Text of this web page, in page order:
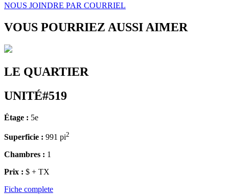
NOUS JOINDRE PAR COURRIEL
VOUS POURRIEZ AUSSI AIMER
LE QUARTIER
UNITÉ#519
Étage : 5e
Superficie : 991 pi2
Chambres : 1
Prix : $ + TX
Fiche complete